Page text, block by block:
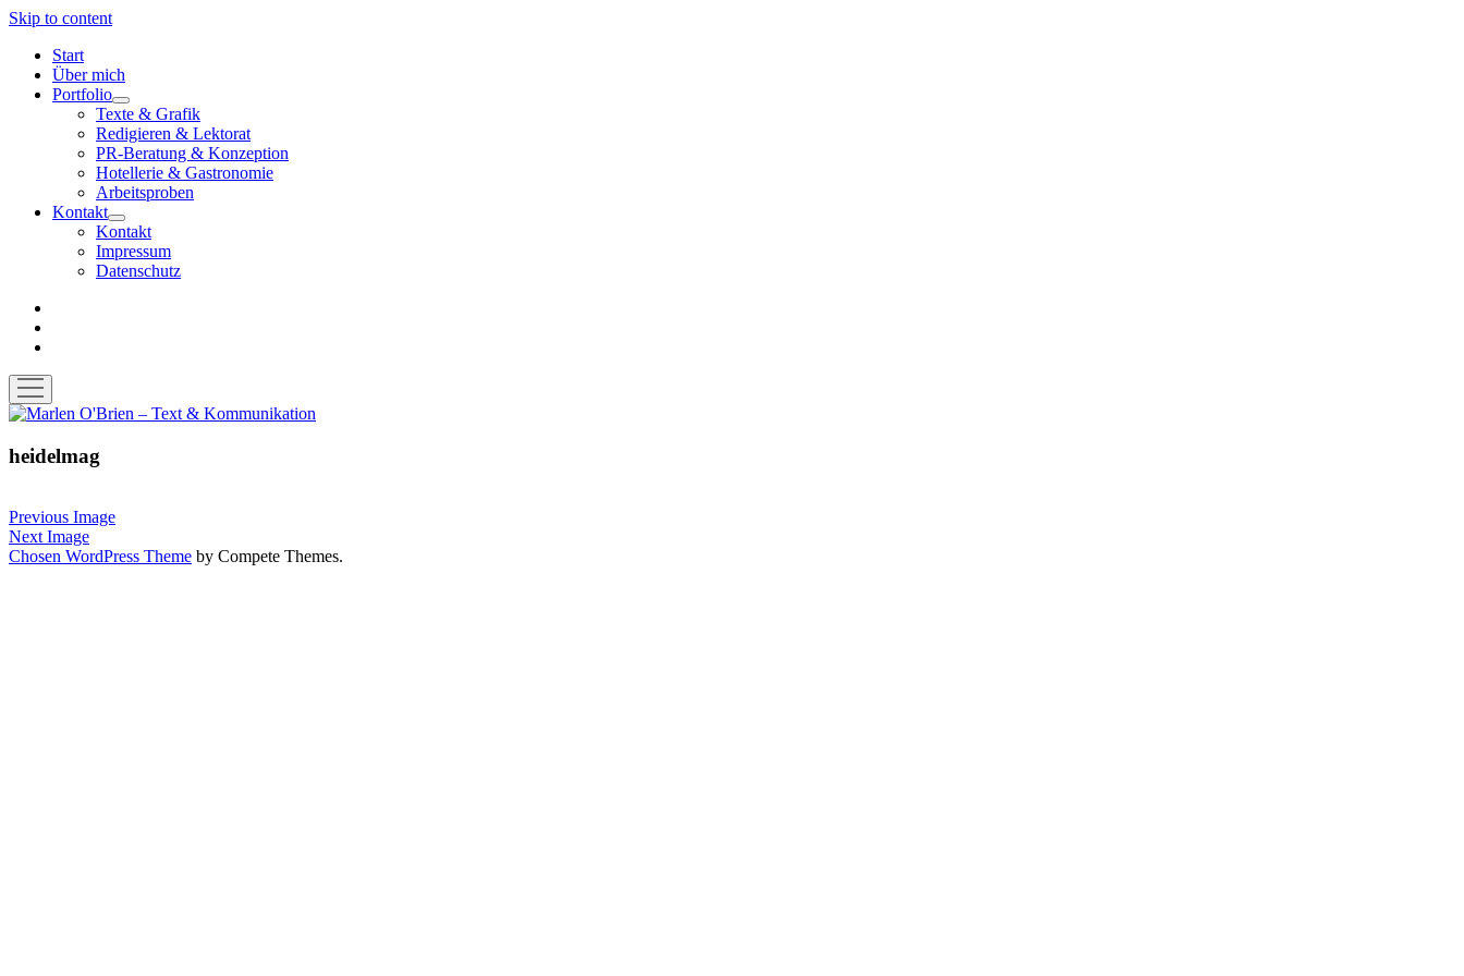
Skip to content
Start
Über mich
Portfolio
open
menu
Texte & Grafik
Redigieren & Lektorat
PR-Beratung & Konzeption
Hotellerie & Gastronomie
Arbeitsproben
Kontakt
open
menu
Kontakt
Impressum
Datenschutz
open
menu
Marlen
–
Kommunikation
heidelmag
Previous Image
Next Image
Chosen WordPress Theme by Compete Themes.